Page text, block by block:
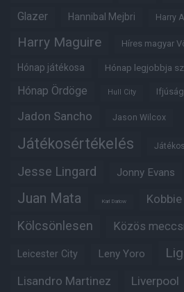
Glazer Hannibal Mejbri Harry
Harry Maguire Híres magyar
Hónap játékosa Hónap legjobbja
Hónap Ördöge Hull City
Jadon Sancho Jason Wilcox
Játékosértékelés
Jesse Lingard Jonny Evans
Juan Mata Karl Darlow
Kölcsönlesen Közös
Leicester City Leny Yoro
Lisandro Martinez Liverpool